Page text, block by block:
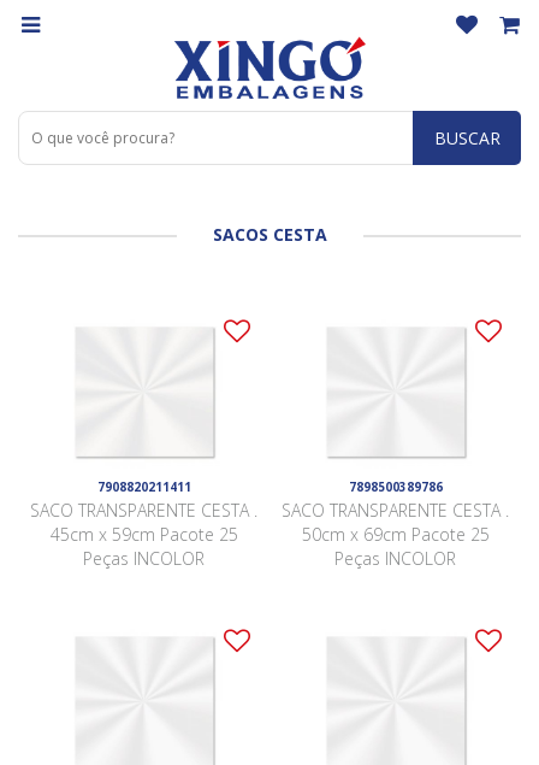
BUSCAR
SACOS CESTA
7908820211411
SACO TRANSPARENTE CESTA .
45cm x 59cm Pacote 25
Peças INCOLOR
7898500389786
SACO TRANSPARENTE CESTA .
50cm x 69cm Pacote 25
Peças INCOLOR